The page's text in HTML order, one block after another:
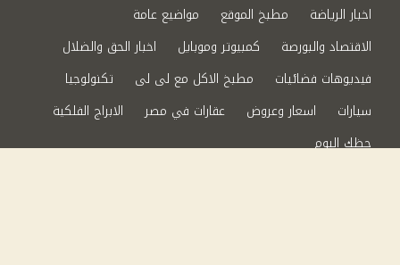
اخبار الرياضة
مطبخ الموقع
مواضيع عامة
الاقتصاد والبورصة
كمبيوتر وموبايل
اخبار الحق والضلال
فيديوهات فضائيات
مطبخ الاكل مع لى لى
تكنولوجيا
سيارات
اسعار وعروض عقارات في مصر
الابراج الفلكية
حظك اليوم